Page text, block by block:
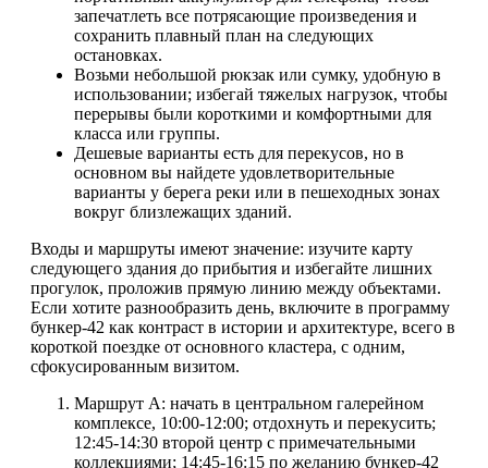
запечатлеть все потрясающие произведения и
сохранить плавный план на следующих
остановках.
Возьми небольшой рюкзак или сумку, удобную в
использовании; избегай тяжелых нагрузок, чтобы
перерывы были короткими и комфортными для
класса или группы.
Дешевые варианты есть для перекусов, но в
основном вы найдете удовлетворительные
варианты у берега реки или в пешеходных зонах
вокруг близлежащих зданий.
Входы и маршруты имеют значение: изучите карту
следующего здания до прибытия и избегайте лишних
прогулок, проложив прямую линию между объектами.
Если хотите разнообразить день, включите в программу
бункер-42 как контраст в истории и архитектуре, всего в
короткой поездке от основного кластера, с одним,
сфокусированным визитом.
Маршрут А: начать в центральном галерейном
комплексе, 10:00-12:00; отдохнуть и перекусить;
12:45-14:30 второй центр с примечательными
коллекциями; 14:45-16:15 по желанию бункер-42